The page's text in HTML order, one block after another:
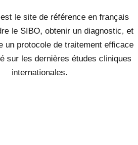
le site de référence en français
le SIBO, obtenir un diagnostic, et
un protocole de traitement efficace
sur les dernières études cliniques
internationales.